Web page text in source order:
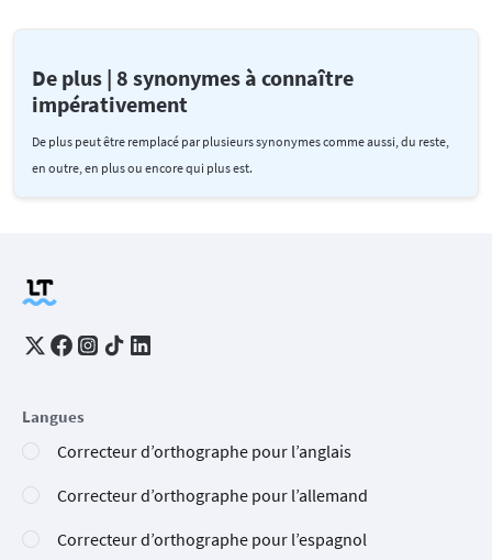
De plus | 8 synonymes à connaître
impérativement
De plus peut être remplacé par plusieurs synonymes comme aussi, du reste,
en outre, en plus ou encore qui plus est.
Langues
Correcteur d’orthographe pour l’anglais
Correcteur d’orthographe pour l’allemand
Correcteur d’orthographe pour l’espagnol